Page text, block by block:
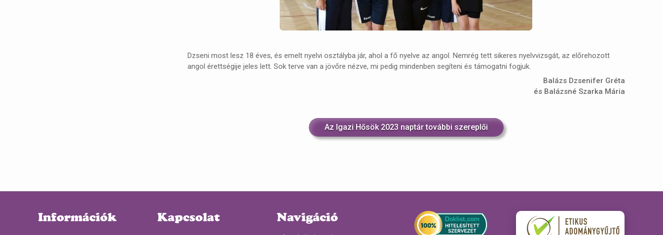
Dzseni most lesz 18 éves, és emelt nyelvi osztályba jár, ahol a fő nyelve az angol. Nemrég tett sikeres nyelvvizsgát, az előrehozott
angol érettségije jeles lett. Sok terve van a jövőre nézve, mi pedig mindenben segíteni és támogatni fogjuk.
Balázs Dzsenifer Gréta
és Balázsné Szarka Mária
Az Igazi Hősök 2023 naptár további szereplői
Információk Kapcsolat Navigáció